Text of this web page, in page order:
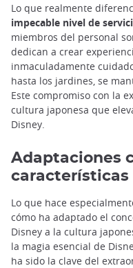
Lo que realmente
impecable nivel de
miembros del personal
dedican a crear
inmaculadamente
hasta los jardines, se
Este compromiso con la
cultura japonesa que
Disney.
Adaptaciones
características
Lo que hace
cómo ha adaptado el
Disney a la cultura
la magia esencial de
ha sido la clave del